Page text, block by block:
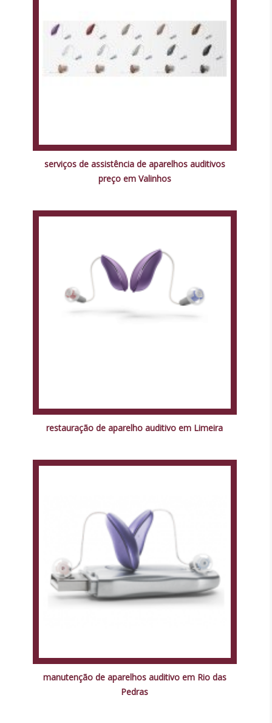
serviços de assistência de aparelhos auditivos
preço em Valinhos
restauração de aparelho auditivo em Limeira
manutenção de aparelhos auditivo em Rio das
Pedras